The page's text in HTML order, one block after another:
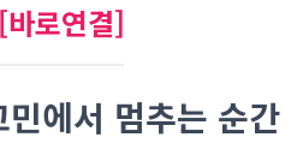
로연결]
에서 멈추는 순간